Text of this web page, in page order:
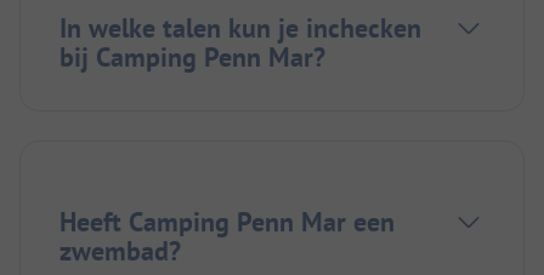
In welke talen kun je inchecken
bij Camping Penn Mar?
Heeft Camping Penn Mar een
zwembad?